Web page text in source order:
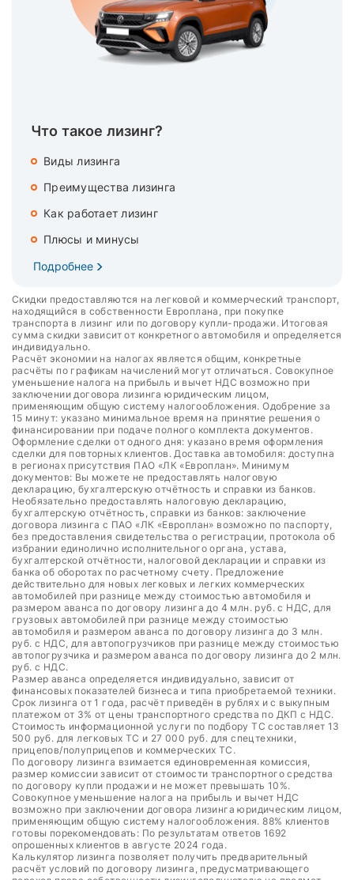
Что такое лизинг?
Виды лизинга
Преимущества лизинга
Как работает лизинг
Плюсы и минусы
Подробнее
Скидки предоставляются на легковой и коммерческий транспорт,
находящийся в собственности Европлана, при покупке
транспорта в лизинг или по договору купли-продажи. Итоговая
сумма скидки зависит от конкретного автомобиля и определяется
индивидуально.
Расчёт экономии на налогах является общим, конкретные
расчёты по графикам начислений могут отличаться. Совокупное
уменьшение налога на прибыль и вычет НДС возможно при
заключении договора лизинга юридическим лицом,
применяющим общую систему налогообложения. Одобрение за
15 минут: указано минимальное время на принятие решения о
финансировании при подаче полного комплекта документов.
Оформление сделки от одного дня: указано время оформления
сделки для повторных клиентов. Доставка автомобиля: доступна
в регионах присутствия ПАО «ЛК «Европлан». Минимум
документов: Вы можете не предоставлять налоговую
декларацию, бухгалтерскую отчётность и справки из банков.
Необязательно предоставлять налоговую декларацию,
бухгалтерскую отчётность, справки из банков: заключение
договора лизинга с ПАО «ЛК «Европлан» возможно по паспорту,
без предоставления свидетельства о регистрации, протокола об
избрании единолично исполнительного органа, устава,
бухгалтерской отчётности, налоговой декларации и справки из
банка об оборотах по расчетному счету. Предложение
действительно для новых легковых и легких коммерческих
автомобилей при разнице между стоимостью автомобиля и
размером аванса по договору лизинга до 4 млн. руб. с НДС, для
грузовых автомобилей при разнице между стоимостью
автомобиля и размером аванса по договору лизинга до 3 млн.
руб. с НДС, для автопогрузчиков при разнице между стоимостью
автопогрузчика и размером аванса по договору лизинга до 2 млн.
руб. с НДС.
Размер аванса определяется индивидуально, зависит от
финансовых показателей бизнеса и типа приобретаемой техники.
Срок лизинга от 1 года, расчёт приведён в рублях и с выкупным
платежом от 3% от цены транспортного средства по ДКП с НДС.
Стоимость информационной услуги по подбору ТС составляет 13
500 руб. для легковых ТС и 27 000 руб. для спецтехники,
прицепов/полуприцепов и коммерческих ТС.
По договору лизинга взимается единовременная комиссия,
размер комиссии зависит от стоимости транспортного средства
по договору купли продажи и не может превышать 10%.
Совокупное уменьшение налога на прибыль и вычет НДС
возможно при заключении договора лизинга юридическим лицом,
применяющим общую систему налогообложения. 88% клиентов
готовы порекомендовать: По результатам ответов 1692
опрошенных клиентов в августе 2024 года.
Калькулятор лизинга позволяет получить предварительный
расчёт условий по договору лизинга, предусматривающего